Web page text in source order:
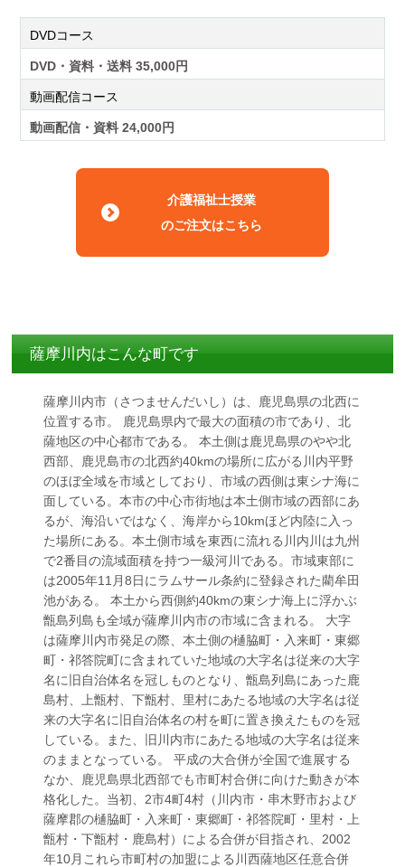
DVDコース
DVD・資料・送料 35,000円
動画配信コース
動画配信・資料 24,000円
介護福祉士授業
のご注文はこちら
薩摩川内はこんな町です
薩摩川内市（さつませんだいし）は、鹿児島県の北西に
位置する市。 鹿児島県内で最大の面積の市であり、北
薩地区の中心都市である。 本土側は鹿児島県のやや北
西部、鹿児島市の北西約40kmの場所に広がる川内平野
のほぼ全域を市域としており、市域の西側は東シナ海に
面している。本市の中心市街地は本土側市域の西部にあ
るが、海沿いではなく、海岸から10kmほど内陸に入っ
た場所にある。本土側市域を東西に流れる川内川は九州
で2番目の流域面積を持つ一級河川である。市域東部に
は2005年11月8日にラムサール条約に登録された藺牟田
池がある。 本土から西側約40kmの東シナ海上に浮かぶ
甑島列島も全域が薩摩川内市の市域に含まれる。 大字
は薩摩川内市発足の際、本土側の樋脇町・入来町・東郷
町・祁答院町に含まれていた地域の大字名は従来の大字
名に旧自治体名を冠しものとなり、甑島列島にあった鹿
島村、上甑村、下甑村、里村にあたる地域の大字名は従
来の大字名に旧自治体名の村を町に置き換えたものを冠
している。また、旧川内市にあたる地域の大字名は従来
のままとなっている。 平成の大合併が全国で進展する
なか、鹿児島県北西部でも市町村合併に向けた動きが本
格化した。当初、2市4町4村（川内市・串木野市および
薩摩郡の樋脇町・入来町・東郷町・祁答院町・里村・上
甑村・下甑村・鹿島村）による合併が目指され、2002
年10月これら市町村の加盟による川西薩地区任意合併